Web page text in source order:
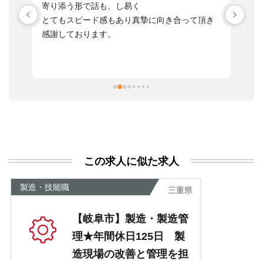
寄り添う形で話も、し易く
とてもスピード感もあり真摯に向き合って頂き
感謝しております。
が
この求人に似た求人
製造・技能職 三重県
【岐阜市】製造・製造管
理★年間休日125日 製
造現場の改善と管理を担